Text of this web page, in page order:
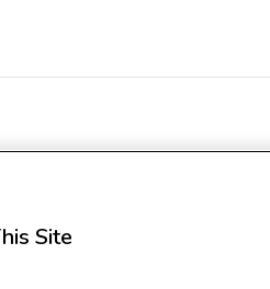
Gentle Care
Site